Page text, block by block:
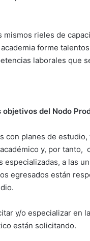
rieles de
forme
laborales que
objetivos del Nodo
con planes de
y, por tanto,
especializadas, a las
egresados están
y/o especializar en
están solicitando.